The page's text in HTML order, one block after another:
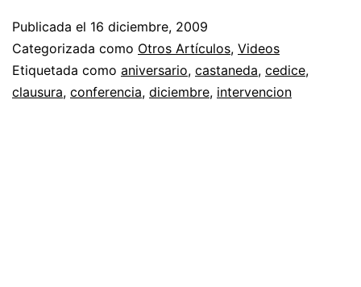
Publicada el 16 diciembre, 2009
Categorizada como Otros Artículos, Videos
Etiquetada como aniversario, castaneda, cedice,
clausura, conferencia, diciembre, intervencion